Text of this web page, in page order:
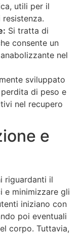
utili per il
Si tratta di
consente un
nel
sviluppato
di peso e
nel recupero
e
riguardanti il
e minimizzare gli
iniziano con
poi eventuali
corpo. Tuttavia,